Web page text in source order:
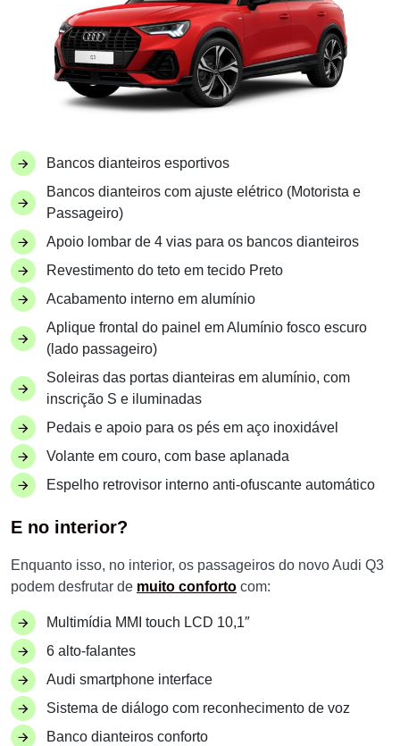
Bancos dianteiros esportivos
Bancos dianteiros com ajuste elétrico (Motorista e
Passageiro)
Apoio lombar de 4 vias para os bancos dianteiros
Revestimento do teto em tecido Preto
Acabamento interno em alumínio
Aplique frontal do painel em Alumínio fosco escuro
(lado passageiro)
Soleiras das portas dianteiras em alumínio, com
inscrição S e iluminadas
Pedais e apoio para os pés em aço inoxidável
Volante em couro, com base aplanada
Espelho retrovisor interno anti-ofuscante automático
E no interior?
Enquanto isso, no interior, os passageiros do novo Audi Q3
podem desfrutar de muito conforto com:
Multimídia MMI touch LCD 10,1″
6 alto-falantes
Audi smartphone interface
Sistema de diálogo com reconhecimento de voz
Banco dianteiros conforto